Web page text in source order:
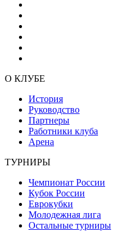
О КЛУБЕ
История
Руководство
Партнеры
Работники клуба
Арена
ТУРНИРЫ
Чемпионат России
Кубок России
Еврокубки
Молодежная лига
Остальные турниры